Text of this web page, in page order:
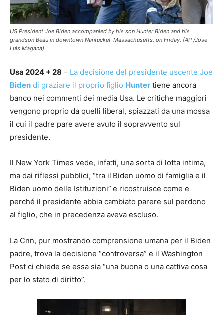
US President Joe Biden accompanied by his son Hunter Biden and his
grandson Beau in downtown Nantucket, Massachusetts, on Friday. (AP /Jose
Luis Magana)
Usa 2024 + 28 – La decisione del presidente uscente Joe
Biden di graziare il proprio figlio Hunter tiene ancora
banco nei commenti dei media Usa. Le critiche maggiori
vengono proprio da quelli liberal, spiazzati da una mossa
il cui il padre pare avere avuto il sopravvento sul
presidente.
Il New York Times vede, infatti, una sorta di lotta intima,
ma dai riflessi pubblici, “tra il Biden uomo di famiglia e il
Biden uomo delle Istituzioni” e ricostruisce come e
perché il presidente abbia cambiato parere sul perdono
al figlio, che in precedenza aveva escluso.
La Cnn, pur mostrando comprensione umana per il Biden
padre, trova la decisione “controversa” e il Washington
Post ci chiede se essa sia “una buona o una cattiva cosa
per lo stato di diritto”.